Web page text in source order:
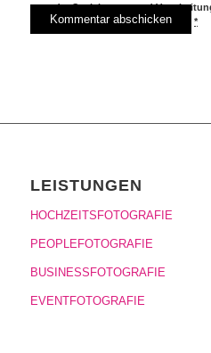
der Speicherung und
diese Website einverstanden.*
LEISTUNGEN
HOCHZEITSFOTOGRAFIE
PEOPLEFOTOGRAFIE
BUSINESSFOTOGRAFIE
EVENTFOTOGRAFIE